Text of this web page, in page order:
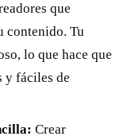
que
contenido. Tu
lo que hace que
y fáciles de
Crear